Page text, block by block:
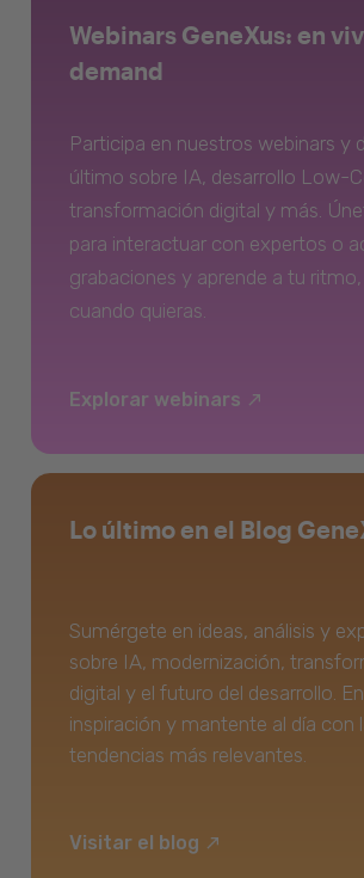
Webinars GeneXus: en
demand
Participa en nuestros webinars y
último sobre IA, desarrollo Low-
transformación digital y más.
para interactuar con expertos o
grabaciones y aprende a tu
cuando quieras.
Explorar webinars
Lo último en el Blog
Sumérgete en ideas, análisis y
sobre IA, modernización,
digital y el futuro del desarrollo.
inspiración y mantente al día con
tendencias más relevantes.
Visitar el blog